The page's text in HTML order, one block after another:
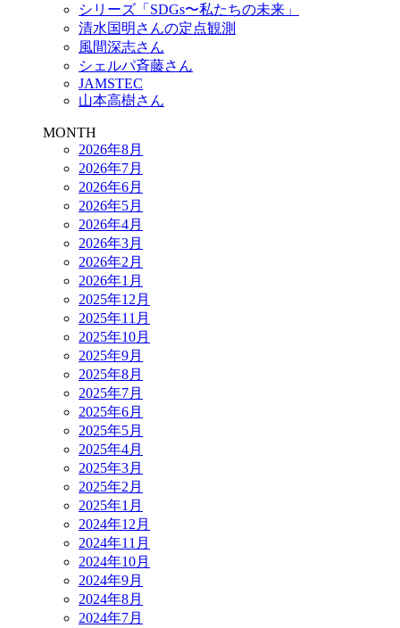
シリーズ「SDGs〜私たちの未来」
清水国明さんの定点観測
風間深志さん
シェルパ斉藤さん
JAMSTEC
山本高樹さん
MONTH
2026年8月
2026年7月
2026年6月
2026年5月
2026年4月
2026年3月
2026年2月
2026年1月
2025年12月
2025年11月
2025年10月
2025年9月
2025年8月
2025年7月
2025年6月
2025年5月
2025年4月
2025年3月
2025年2月
2025年1月
2024年12月
2024年11月
2024年10月
2024年9月
2024年8月
2024年7月